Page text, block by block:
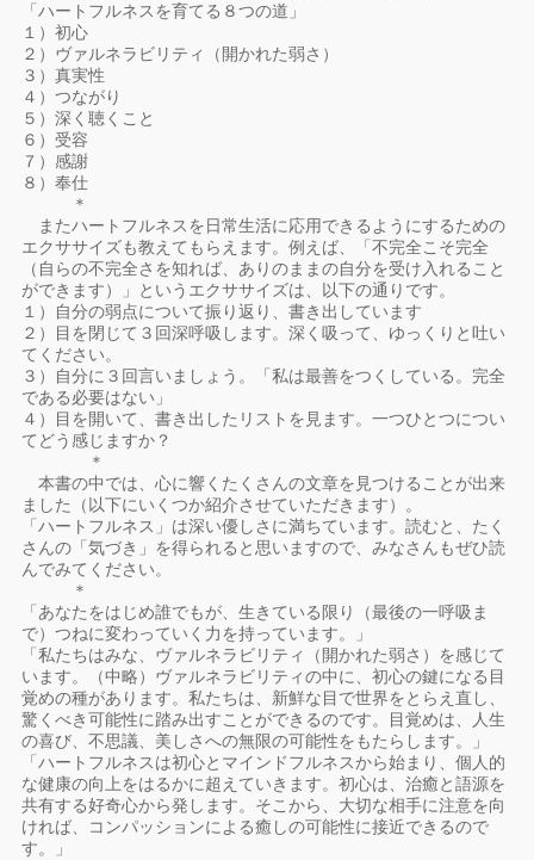
「ハートフルネスを育てる８つの道」
１）初心
２）ヴァルネラビリティ（開かれた弱さ）
３）真実性
４）つながり
５）深く聴くこと
６）受容
７）感謝
８）奉仕
＊
またハートフルネスを日常生活に応用できるようにするための
エクササイズも教えてもらえます。例えば、「不完全こそ完全
（自らの不完全さを知れば、ありのままの自分を受け入れること
ができます）」というエクササイズは、以下の通りです。
１）自分の弱点について振り返り、書き出しています
２）目を閉じて３回深呼吸します。深く吸って、ゆっくりと吐い
てください。
３）自分に３回言いましょう。「私は最善をつくしている。完全
である必要はない」
４）目を開いて、書き出したリストを見ます。一つひとつについ
てどう感じますか？
＊
本書の中では、心に響くたくさんの文章を見つけることが出来
ました（以下にいくつか紹介させていただきます）。
「ハートフルネス」は深い優しさに満ちています。読むと、たく
さんの「気づき」を得られると思いますので、みなさんもぜひ読
んでみてください。
＊
「あなたをはじめ誰でもが、生きている限り（最後の一呼吸ま
で）つねに変わっていく力を持っています。」
「私たちはみな、ヴァルネラビリティ（開かれた弱さ）を感じて
います。（中略）ヴァルネラビリティの中に、初心の鍵になる目
覚めの種があります。私たちは、新鮮な目で世界をとらえ直し、
驚くべき可能性に踏み出すことができるのです。目覚めは、人生
の喜び、不思議、美しさへの無限の可能性をもたらします。」
「ハートフルネスは初心とマインドフルネスから始まり、個人的
な健康の向上をはるかに超えていきます。初心は、治癒と語源を
共有する好奇心から発します。そこから、大切な相手に注意を向
ければ、コンパッションによる癒しの可能性に接近できるので
す。」